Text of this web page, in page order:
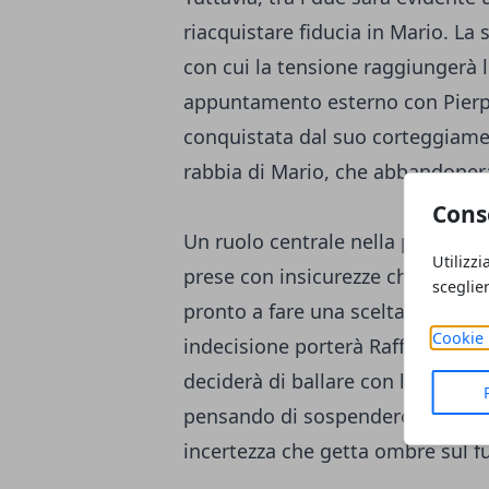
Cookie
riacquistare fiducia in Mario. La
con cui la tensione
appuntamento esterno con
conquistata dal suo
rabbia di Mario, che
Un ruolo centrale nella
prese con insicurezze che lo
pronto a fare una scelta
indecisione porterà Raffaella ad
deciderà di ballare con la sua
pensando di sospendere
incertezza che getta ombre sul